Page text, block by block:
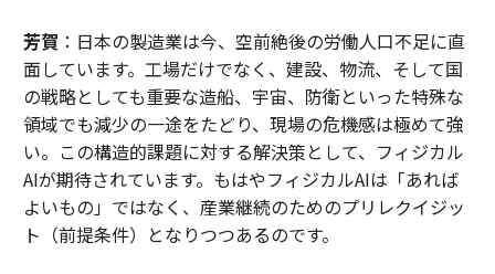
芳賀 ：日本の製造業は今、空前絶後の労働人口不足に直
面しています。工場だけでなく、建設、物流、そして国
の戦略としても重要な造船、宇宙、防衛といった特殊な
領域でも減少の一途をたどり、現場の危機感は極めて強
い。この構造的課題に対する解決策として、フィジカル
AIが期待されています。もはやフィジカルAIは「あれば
よいもの」ではなく、産業継続のためのプリレクイジッ
ト（前提条件）となりつつあるのです。